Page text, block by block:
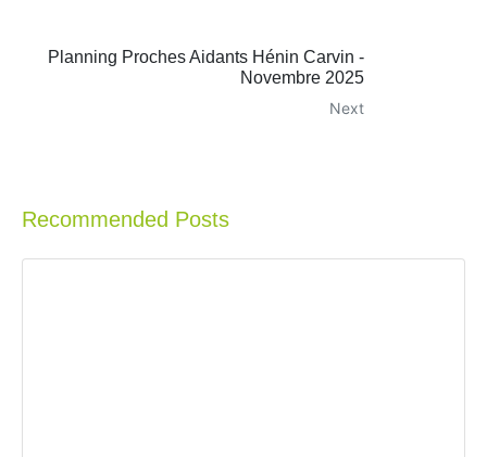
Planning Proches Aidants Hénin Carvin -
Novembre 2025
Next
Recommended Posts